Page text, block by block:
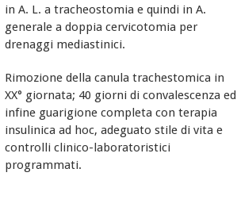
in A. L. a tracheostomia e quindi in A.
generale a doppia cervicotomia per
drenaggi mediastinici.
Rimozione della canula trachestomica in
XX° giornata; 40 giorni di convalescenza ed
infine guarigione completa con terapia
insulinica ad hoc, adeguato stile di vita e
controlli clinico-laboratoristici
programmati.